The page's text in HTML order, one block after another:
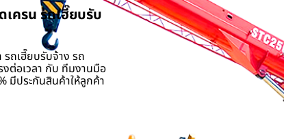
เครน รถเฮี๊ยบรับ
รถเฮี๊ยบรับจ้าง รถ
ต่อเวลา กับ ทีมงานมือ
มีประกันสินค้าให้ลูกค้า